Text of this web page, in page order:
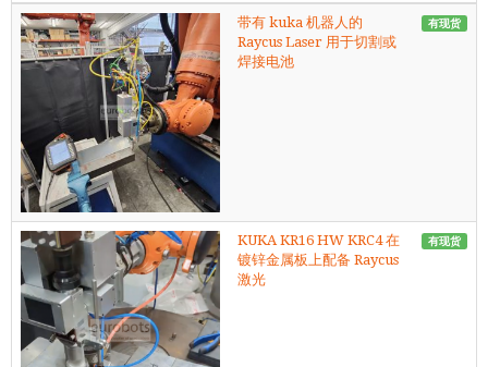
带有 kuka 机器人的
Raycus Laser 用于切割或
焊接电池
有现货
KUKA KR16 HW KRC4 在
镀锌金属板上配备 Raycus
激光
有现货